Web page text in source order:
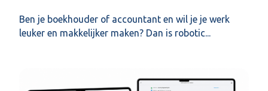
Ben je boekhouder of accountant en wil je je werk
leuker en makkelijker maken? Dan is robotic...